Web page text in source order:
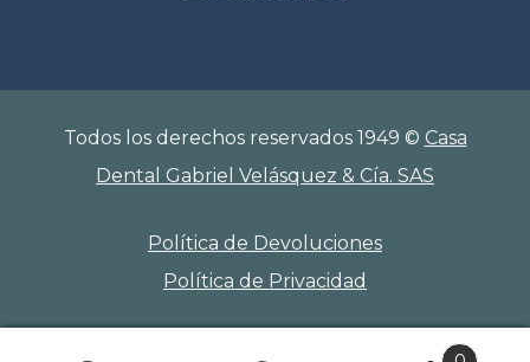
Todos los derechos reservados 1949 © Casa
Dental Gabriel Velásquez & Cía. SAS
Política de Devoluciones
Política de Privacidad